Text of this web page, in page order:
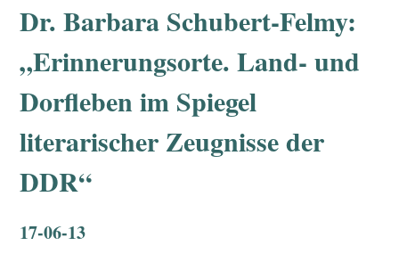
Dr. Barbara Schubert-Felmy:
„Erinnerungsorte. Land- und
Dorfleben im Spiegel
literarischer Zeugnisse der
DDR“
17-06-13